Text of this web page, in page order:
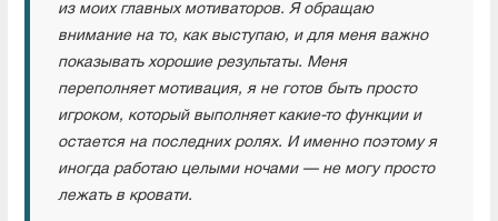
из моих главных мотиваторов. Я обращаю
внимание на то, как выступаю, и для меня важно
показывать хорошие результаты. Меня
переполняет мотивация, я не готов быть просто
игроком, который выполняет какие-то функции и
остается на последних ролях. И именно поэтому я
иногда работаю целыми ночами — не могу просто
лежать в кровати.